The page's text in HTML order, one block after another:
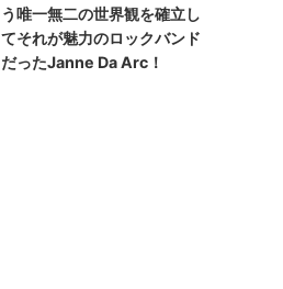
う唯一無二の世界観を確立し
てそれが魅力のロックバンド
だったJanne Da Arc！